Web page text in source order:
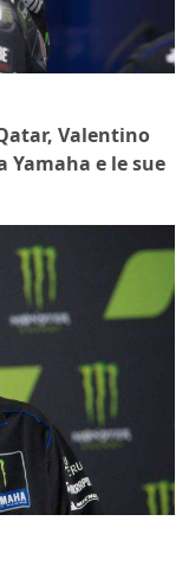
Valentino
Yamaha e le sue